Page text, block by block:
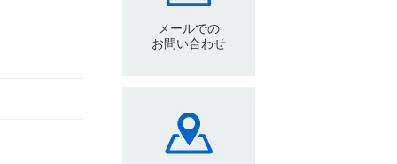
メールでの
お問い合わせ